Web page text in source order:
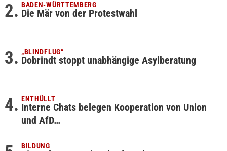
BADEN-WÜRTTEMBERG
Die Mär von der Protestwahl
„BLINDFLUG“
Dobrindt stoppt unabhängige Asylberatung
ENTHÜLLT
Interne Chats belegen Kooperation von Union
und AfD…
BILDUNG